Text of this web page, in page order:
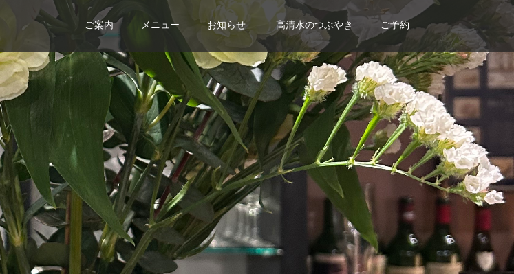
ご案内 メニュー お知らせ 高清水のつぶやき ご予約